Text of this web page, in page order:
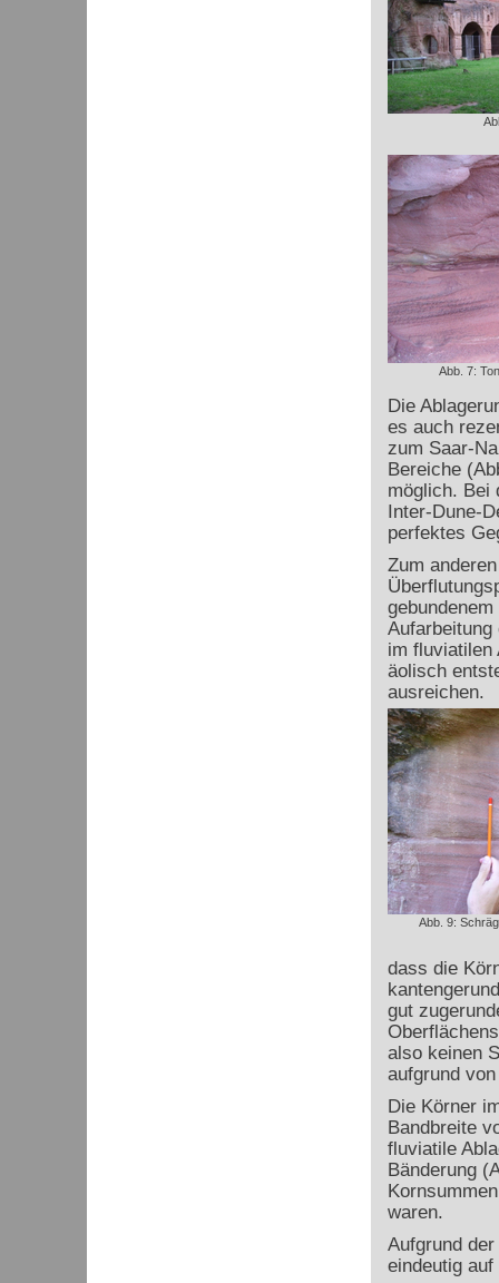
Abb. 7:
Die
es auch
zum Saar-
Bereiche
möglich. Bei
Inter-Dune-
perfektes
Zum
im fluviatilen
äolisch
ausreichen.
Abb. 9:
dass die
gut
also keinen
aufgrund
Die Körner
Bandbreite
fluviatile
Bänderung
waren.
Aufgrund
eindeutig